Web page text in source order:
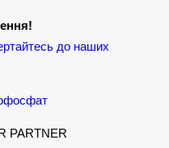
до наших
PARTNER